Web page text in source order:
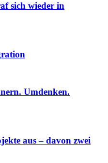
sich wieder in
Umdenken.
aus – davon zwei